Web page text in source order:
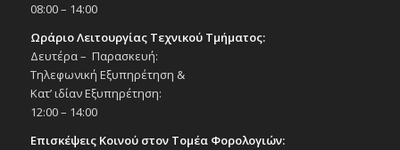
08:00 – 14:00
Ωράριο Λειτουργίας Τεχνικού Τμήματος:
Δευτέρα – Παρασκευή:
Τηλεφωνική Εξυπηρέτηση &
Κατ’ ιδίαν Εξυπηρέτηση:
12:00 – 14:00
Επισκέψεις Κοινού στον Τομέα Φορολογιών: